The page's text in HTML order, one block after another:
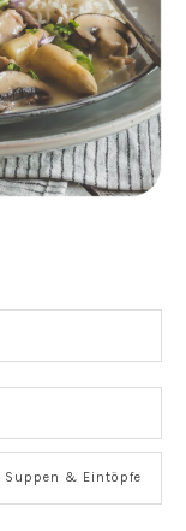
Suppen & Eintöpfe